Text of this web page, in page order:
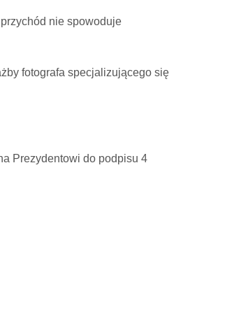
nie spowoduje
fotografa specjalizującego się
Prezydentowi do podpisu 4